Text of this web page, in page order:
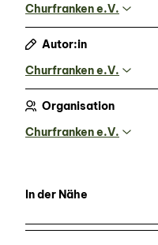
Churfranken e.V.
Autor:in
Churfranken e.V.
Organisation
Churfranken e.V.
In der Nähe